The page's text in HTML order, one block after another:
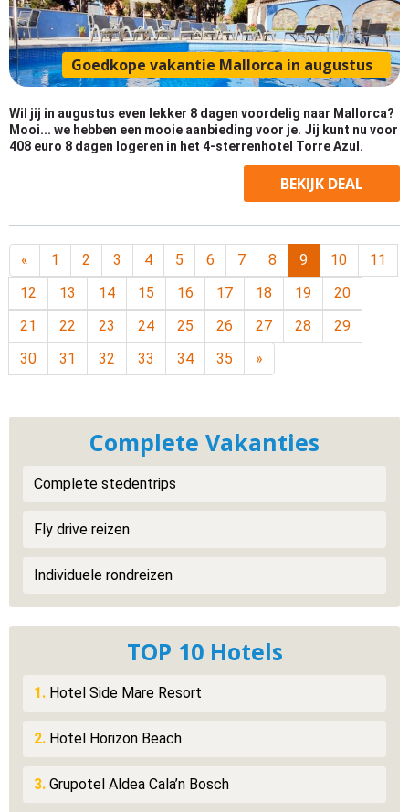
Goedkope vakantie Mallorca in augustus
Wil jij in augustus even lekker 8 dagen voordelig naar Mallorca?
Mooi... we hebben een mooie aanbieding voor je. Jij kunt nu voor
408 euro 8 dagen logeren in het 4-sterrenhotel Torre Azul.
BEKIJK DEAL
« 1 2 3 4 5 6 7 8 9 10
11
12
13 14 15 16 17 18 19
20
21
22 23 24 25 26 27 28
29
30
31 32 33 34 35 »
Complete Vakanties
Complete stedentrips
Fly drive reizen
Individuele rondreizen
TOP 10 Hotels
1. Hotel Side Mare Resort
2. Hotel Horizon Beach
3. Grupotel Aldea Cala’n Bosch